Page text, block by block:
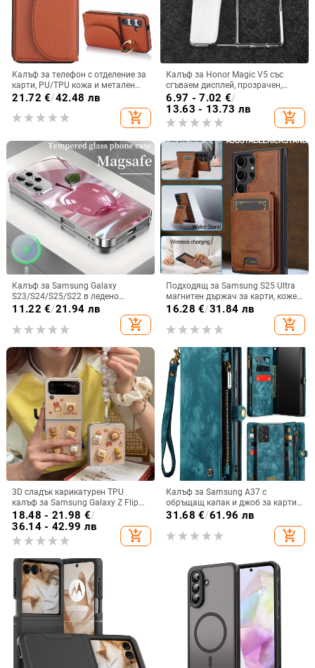
Калъф за телефон с отделение за
карти, PU/TPU кожа и метален
пръстен; ръчна изработка,
против изпускане, за Samsung
21.72 €/42.48 лв
add_shopping_cart
Калъф за Honor Magic V5 със
сгъваем дисплей, прозрачен,
лъскав, PC материал
6.97 - 7.02 €/
13.63 - 13.73 лв
add_shopping_cart
Калъф за Samsung Galaxy
S23/S24/S25/S22 в ледено
кристално розово със стъклена
повърхност и метално боядисано
покритие
11.22 €/21.94 лв
add_shopping_cart
Подходящ за Samsung S25 Ultra
магнитен държач за карти, кожен
калъф S24Plus, защитен калъф,
разделен на части, калъф за
мобилен телефон Samsung
16.28 €/31.84 лв
add_shopping_cart
3D сладък карикатурен TPU
калъф за Samsung Galaxy Z Flip
6/3/4, защита срещу изпускане,
корейски стил
18.48 - 21.98 €/
36.14 - 42.99 лв
add_shopping_cart
Калъф за Samsung A37 с
обръщащ капак и джоб за карти,
защита от падане, A16 джоб за
магнитно затваряне
31.68 €/61.96 лв
add_shopping_cart